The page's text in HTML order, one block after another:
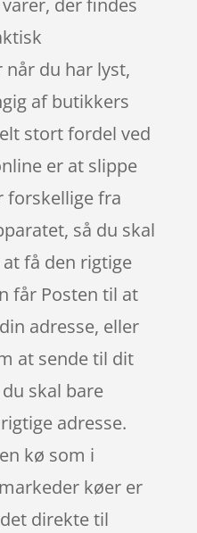
der findes
du har lyst,
af butikkers
stort fordel ved
er at slippe
forskellige fra
så du skal
få den rigtige
får Posten til at
adresse, eller
at sende til dit
skal bare
adresse.
kø som i
køer er
direkte til